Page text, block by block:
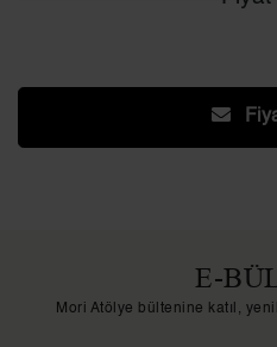
E-
Mori Atölye bültenine katıl,